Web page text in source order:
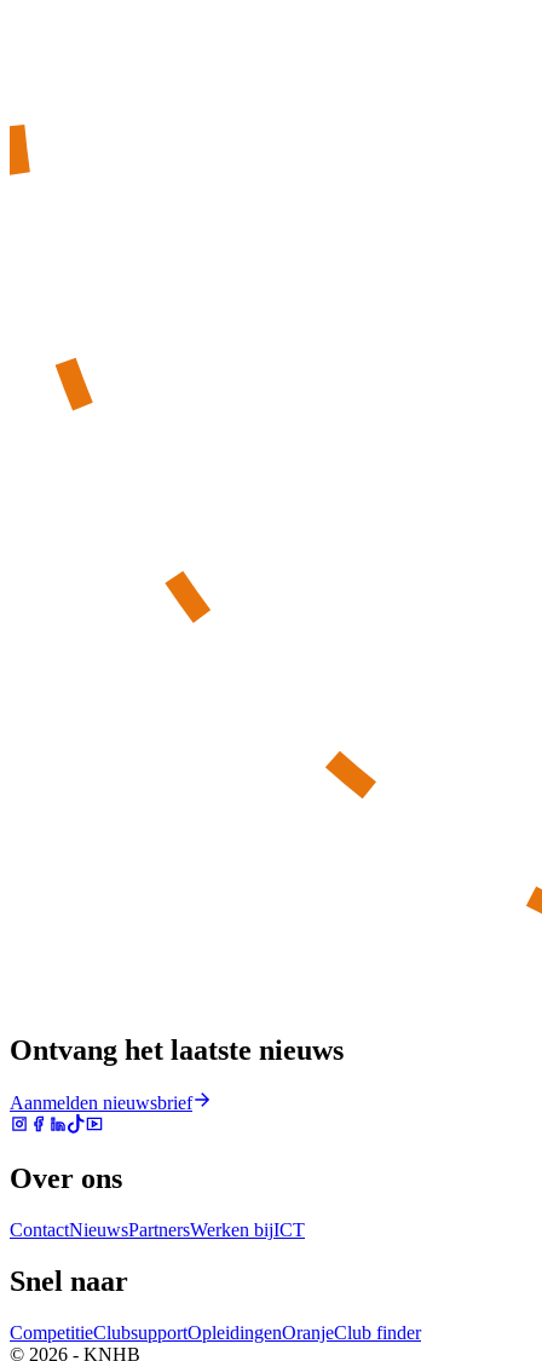
Ontvang het laatste nieuws
Aanmelden nieuwsbrief
Over ons
ContactNieuwsPartnersWerken bijICT
Snel naar
CompetitieClubsupportOpleidingenOranjeClub finder
© 2026 - KNHB